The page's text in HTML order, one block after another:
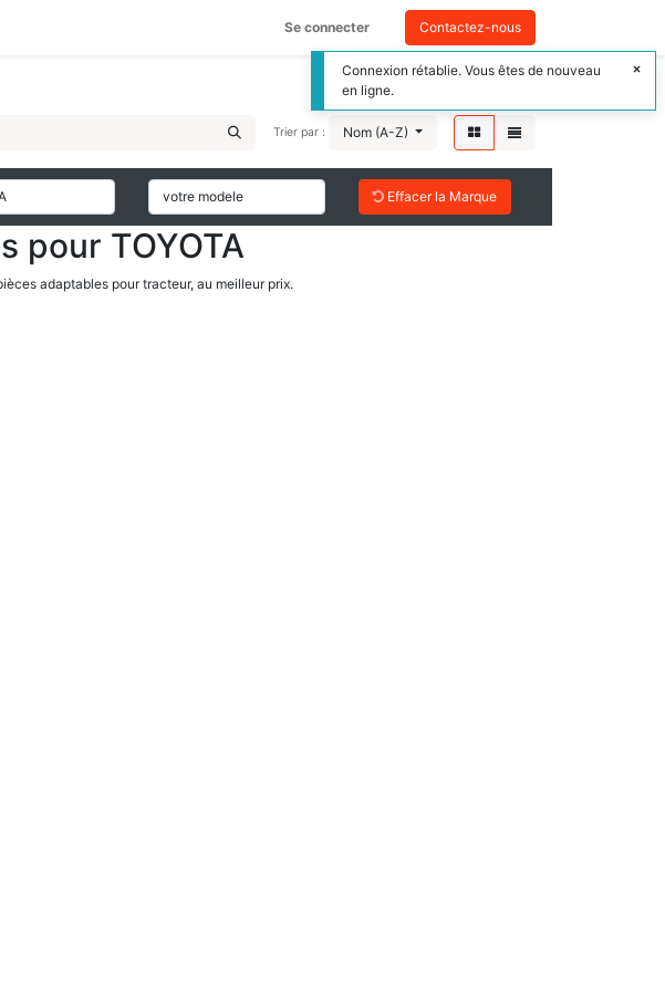
Se connecter Contactez-nous
Trier par : Nom (A-Z)
Effacer la Marque
pour TOYOTA
adaptables pour tracteur, au meilleur prix.
Connexion rétablie. Vous êtes de nouveau
en ligne.